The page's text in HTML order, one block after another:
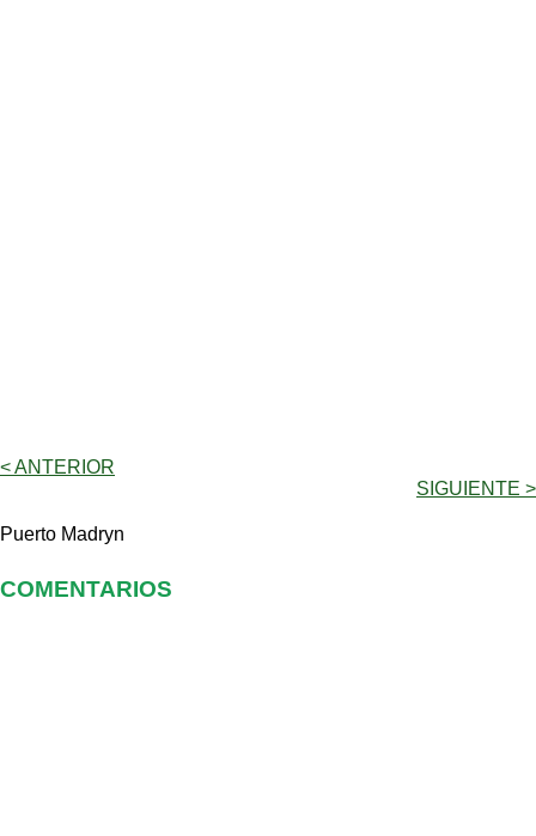
< ANTERIOR
SIGUIENTE >
Puerto Madryn
COMENTARIOS